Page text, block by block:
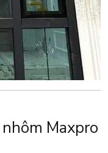
Maxpro